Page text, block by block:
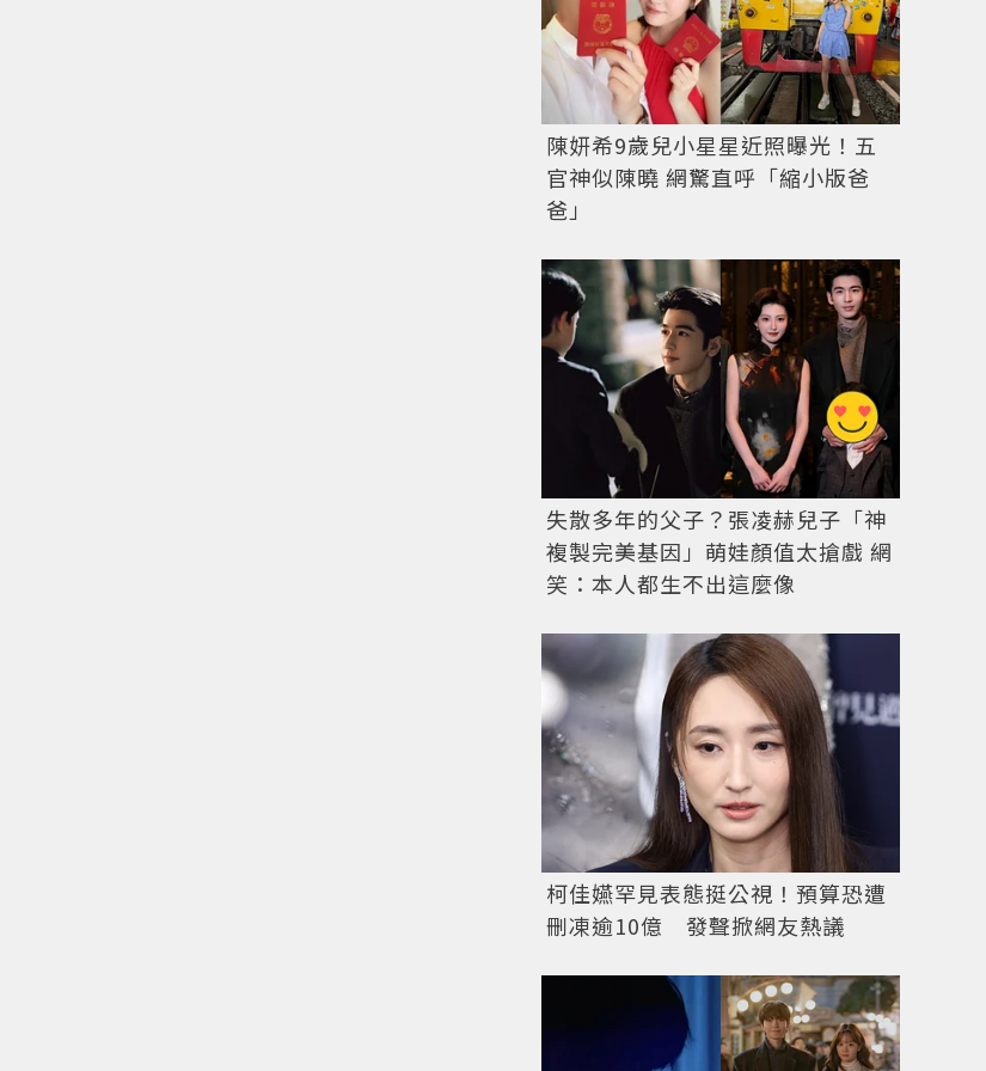
陳妍希9歲兒小星星近照曝光！五
官神似陳曉 網驚直呼「縮小版爸
爸」
失散多年的父子？張凌赫兒子「神
複製完美基因」萌娃顏值太搶戲 網
笑：本人都生不出這麼像
柯佳嬿罕見表態挺公視！預算恐遭
刪凍逾10億 發聲掀網友熱議